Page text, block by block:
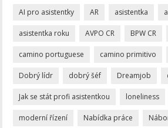
AI pro asistentky AR asistentka
asistentka roku AVPO CR BPW CR
camino portuguese camino primitivo
Dobrý lídr dobrý šéf Dreamjob
Jak se stát profi asistentkou loneliness
moderní řízení Nabídka práce